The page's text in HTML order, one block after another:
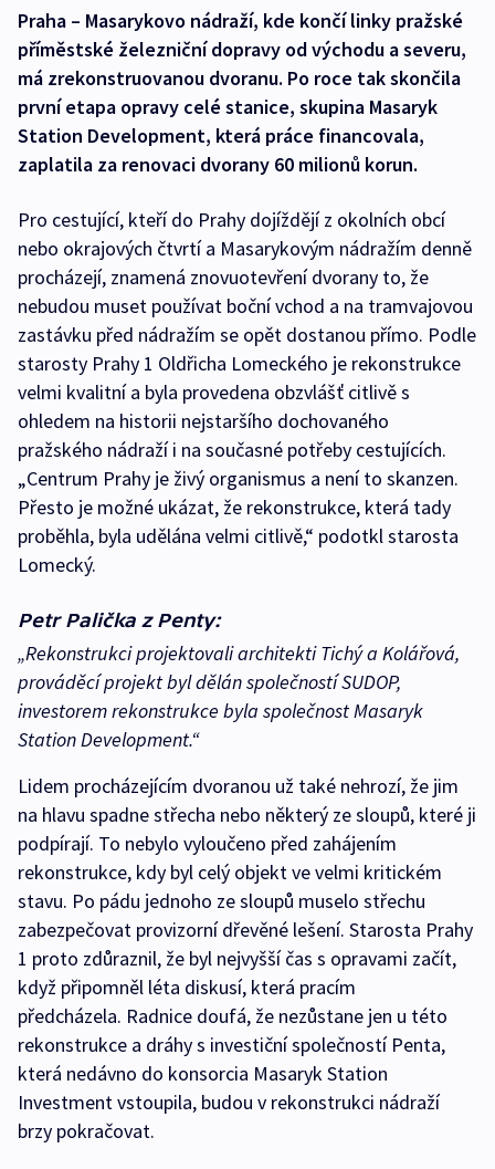
Praha – Masarykovo nádraží, kde končí linky pražské
příměstské železniční dopravy od východu a severu,
má zrekonstruovanou dvoranu. Po roce tak skončila
první etapa opravy celé stanice, skupina Masaryk
Station Development, která práce financovala,
zaplatila za renovaci dvorany 60 milionů korun.
Pro cestující, kteří do Prahy dojíždějí z okolních obcí
nebo okrajových čtvrtí a Masarykovým nádražím denně
procházejí, znamená znovuotevření dvorany to, že
nebudou muset používat boční vchod a na tramvajovou
zastávku před nádražím se opět dostanou přímo. Podle
starosty Prahy 1 Oldřicha Lomeckého je rekonstrukce
velmi kvalitní a byla provedena obzvlášť citlivě s
ohledem na historii nejstaršího dochovaného
pražského nádraží i na současné potřeby cestujících.
„Centrum Prahy je živý organismus a není to skanzen.
Přesto je možné ukázat, že rekonstrukce, která tady
proběhla, byla udělána velmi citlivě,“ podotkl starosta
Lomecký.
Petr Palička z Penty:
„Rekonstrukci projektovali architekti Tichý a Kolářová,
prováděcí projekt byl dělán společností SUDOP,
investorem rekonstrukce byla společnost Masaryk
Station Development.“
Lidem procházejícím dvoranou už také nehrozí, že jim
na hlavu spadne střecha nebo některý ze sloupů, které ji
podpírají. To nebylo vyloučeno před zahájením
rekonstrukce, kdy byl celý objekt ve velmi kritickém
stavu. Po pádu jednoho ze sloupů muselo střechu
zabezpečovat provizorní dřevěné lešení. Starosta Prahy
1 proto zdůraznil, že byl nejvyšší čas s opravami začít,
když připomněl léta diskusí, která pracím
předcházela. Radnice doufá, že nezůstane jen u této
rekonstrukce a dráhy s investiční společností Penta,
která nedávno do konsorcia Masaryk Station
Investment vstoupila, budou v rekonstrukci nádraží
brzy pokračovat.